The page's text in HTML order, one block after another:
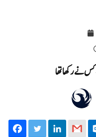
نے رکھا تھا